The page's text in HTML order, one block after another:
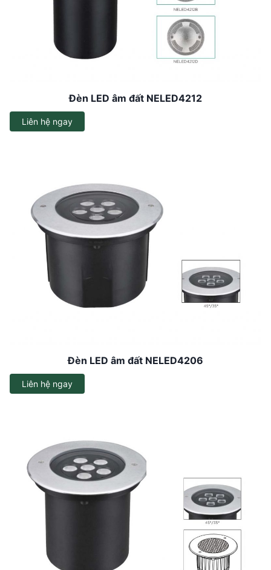
Đèn LED âm đất NELED4212
Liên hệ ngay
Đèn LED âm đất NELED4206
Liên hệ ngay